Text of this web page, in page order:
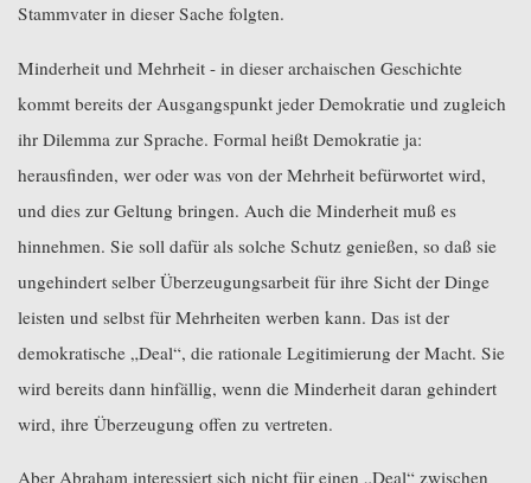
Stammvater in dieser Sache folgten.
Minderheit und Mehrheit - in dieser archaischen Geschichte
kommt bereits der Ausgangspunkt jeder Demokratie und zugleich
ihr Dilemma zur Sprache. Formal heißt Demokratie ja:
herausfinden, wer oder was von der Mehrheit befürwortet wird,
und dies zur Geltung bringen. Auch die Minderheit muß es
hinnehmen. Sie soll dafür als solche Schutz genießen, so daß sie
ungehindert selber Überzeugungsarbeit für ihre Sicht der Dinge
leisten und selbst für Mehrheiten werben kann. Das ist der
demokratische „Deal“, die rationale Legitimierung der Macht. Sie
wird bereits dann hinfällig, wenn die Minderheit daran gehindert
wird, ihre Überzeugung offen zu vertreten.
Aber Abraham interessiert sich nicht für einen „Deal“ zwischen